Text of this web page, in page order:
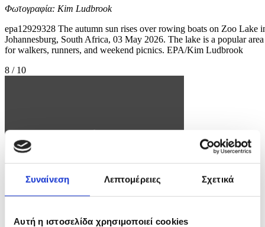
Συναίνεση Λεπτομέρειες Σχετικά
Αυτή η ιστοσελίδα χρησιμοποιεί cookies
Φωτογραφία: Kim Ludbrook
epa12929328 The autumn sun rises over rowing boats on Zoo Lake
Johannesburg, South Africa, 03 May 2026. The lake is a popular area
for walkers, runners, and weekend picnics. EPA/Kim Ludbrook
8 / 10